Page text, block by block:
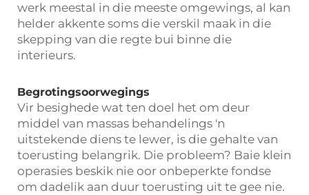
werk meestal in die meeste omgewings, al kan
helder akkente soms die verskil maak in die
skepping van die regte bui binne die
interieurs.
Begrotingsoorwegings
Vir besighede wat ten doel het om deur
middel van massas behandelings 'n
uitstekende diens te lewer, is die gehalte van
toerusting belangrik. Die probleem? Baie klein
operasies beskik nie oor onbeperkte fondse
om dadelik aan duur toerusting uit te gee nie.